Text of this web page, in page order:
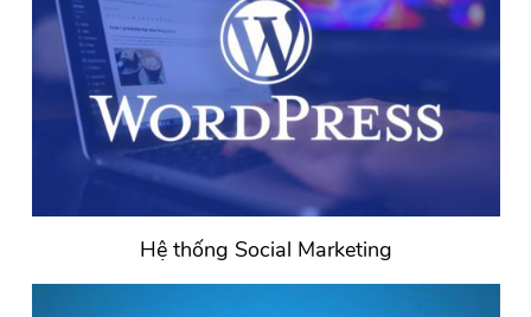
Hệ thống Social Marketing